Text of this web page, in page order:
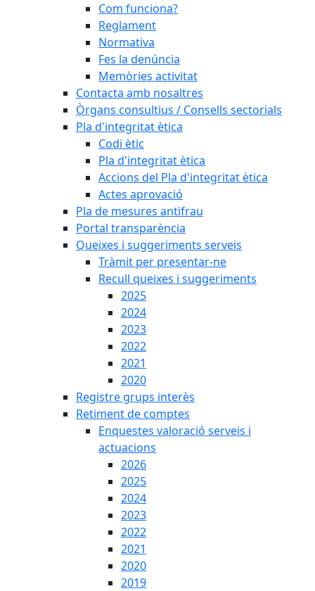
Com funciona?
Reglament
Normativa
Fes la denúncia
Memòries activitat
Contacta amb nosaltres
Òrgans consultius / Consells sectorials
Pla d'integritat ètica
Codi ètic
Pla d'integritat ètica
Accions del Pla d'integritat ètica
Actes aprovació
Pla de mesures antifrau
Portal transparència
Queixes i suggeriments serveis
Tràmit per presentar-ne
Recull queixes i suggeriments
2025
2024
2023
2022
2021
2020
Registre grups interès
Retiment de comptes
Enquestes valoració serveis i
actuacions
2026
2025
2024
2023
2022
2021
2020
2019